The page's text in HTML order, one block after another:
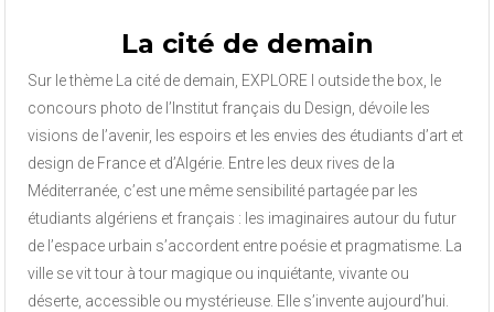
La cité de demain
Sur le thème La cité de demain, EXPLORE I outside the box, le
concours photo de l’Institut français du Design, dévoile les
visions de l’avenir, les espoirs et les envies des étudiants d’art et
design de France et d’Algérie. Entre les deux rives de la
Méditerranée, c’est une même sensibilité partagée par les
étudiants algériens et français : les imaginaires autour du futur
de l’espace urbain s’accordent entre poésie et pragmatisme. La
ville se vit tour à tour magique ou inquiétante, vivante ou
déserte, accessible ou mystérieuse. Elle s’invente aujourd’hui.